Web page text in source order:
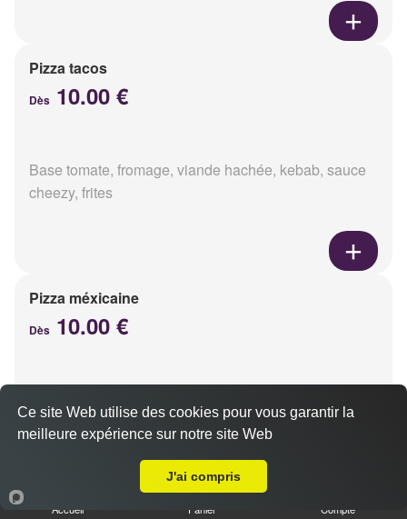
Pizza tacos
Dès 10.00 €
Base tomate, fromage, viande hachée, kebab, sauce
cheezy, frites
Pizza méxicaine
Dès 10.00 €
chorizo, poivrons
Accueil Panier Compte
Ce site Web utilise des cookies pour vous garantir la
meilleure expérience sur notre site Web
J'ai compris